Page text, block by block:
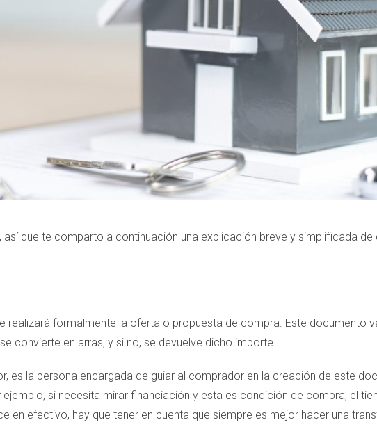
que te comparto a continuación una explicación breve y simplificada
realizará formalmente la oferta o propuesta de compra. Este documento
convierte en arras, y si no, se devuelve dicho importe.
es la persona encargada de guiar al comprador en la creación de este
si necesita mirar financiación y esta es condición de compra, el
en efectivo, hay que tener en cuenta que siempre es mejor hacer una